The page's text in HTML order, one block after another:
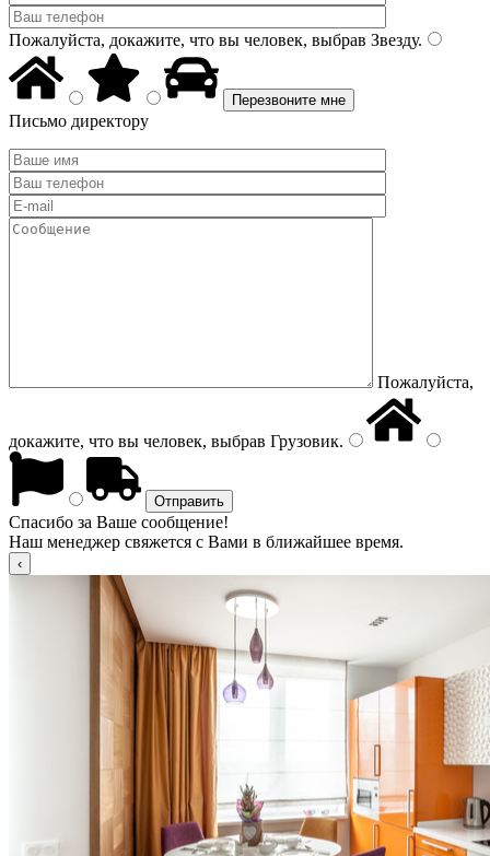
Пожалуйста, докажите, что вы человек, выбрав Звезду.
Письмо директору
Пожалуйста,
докажите, что вы человек, выбрав Грузовик.
Спасибо за Ваше сообщение!
Наш менеджер свяжется с Вами в ближайшее время.